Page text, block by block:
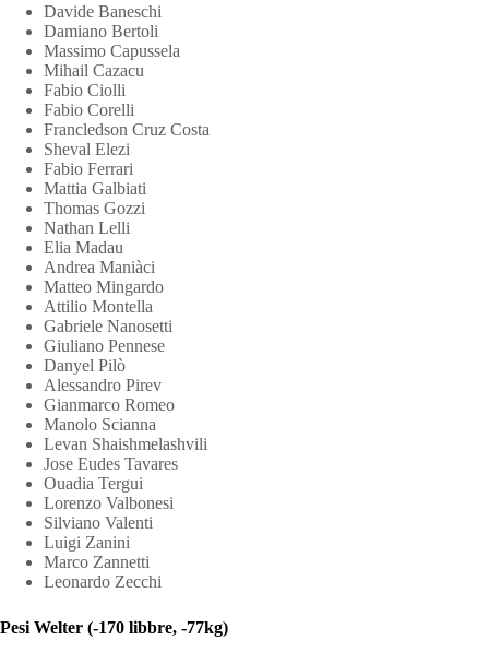
Davide Baneschi
Damiano Bertoli
Massimo Capussela
Mihail Cazacu
Fabio Ciolli
Fabio Corelli
Francledson Cruz Costa
Sheval Elezi
Fabio Ferrari
Mattia Galbiati
Thomas Gozzi
Nathan Lelli
Elia Madau
Andrea Maniàci
Matteo Mingardo
Attilio Montella
Gabriele Nanosetti
Giuliano Pennese
Danyel Pilò
Alessandro Pirev
Gianmarco Romeo
Manolo Scianna
Levan Shaishmelashvili
Jose Eudes Tavares
Ouadia Tergui
Lorenzo Valbonesi
Silviano Valenti
Luigi Zanini
Marco Zannetti
Leonardo Zecchi
Pesi Welter (-170 libbre, -77kg)